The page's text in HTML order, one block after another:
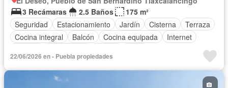
3 Recámaras
2.5 Baños
175 m²
Seguridad
Estacionamiento Jardín Cisterna
Terraza
Cocina integral
Balcón Cocina equipada
Internet
Televisión por cable
Gas natural
Recámara con closet
22/06/2026 en - Puebla propiedades